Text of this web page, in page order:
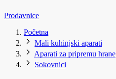
Prodavnice
Početna
Mali kuhinjski aparati
Aparati za pripremu hrane
Sokovnici